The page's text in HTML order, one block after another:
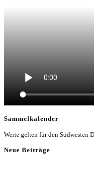
Sammelkalender
Werte gelten für den Südwesten
Neue Beiträge